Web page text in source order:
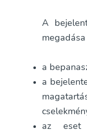
A
a
a
az eset